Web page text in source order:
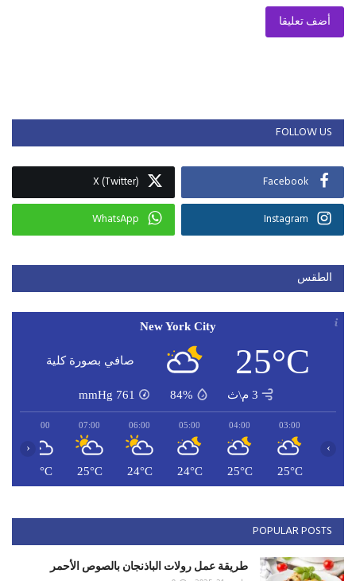
أضف تعليقا
FOLLOW US
Facebook
X (Twitter)
Instagram
WhatsApp
الطقس
New York City
25°C صافي بصورة كلية
3 م\ث 84%
761
mmHg
03:00
25°C
04:00
25°C
05:00
24°C
06:00
24°C
07:00
25°C
08:00
26°C
‹ ›
POPULAR POSTS
طريقة عمل رولات الباذنجان بالصوص الأحمر